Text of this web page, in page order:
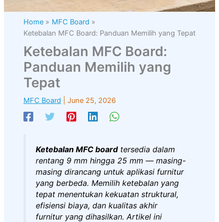
Home
MFC Board
Ketebalan MFC Board: Panduan Memilih yang Tepat
Ketebalan MFC Board:
Panduan Memilih yang
Tepat
MFC Board June 25, 2026
Ketebalan MFC boardtersedia dalam
rentang 9 mm hingga 25 mm — masing-
masing dirancang untuk aplikasi furnitur
yang berbeda. Memilih ketebalan yang
tepat menentukan kekuatan struktural,
efisiensi biaya, dan kualitas akhir
furnitur yang dihasilkan. Artikel ini